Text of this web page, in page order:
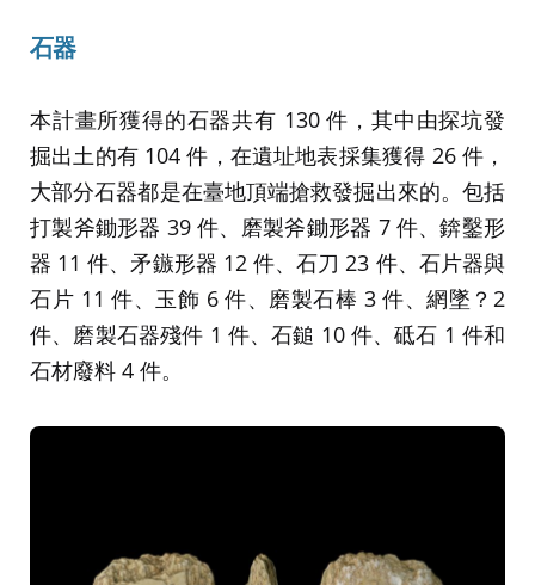
石器
本計畫所獲得的石器共有 130 件，其中由探坑發
掘出土的有 104 件，在遺址地表採集獲得 26 件，
大部分石器都是在臺地頂端搶救發掘出來的。包括
打製斧鋤形器 39 件、磨製斧鋤形器 7 件、錛鑿形
器 11 件、矛鏃形器 12 件、石刀 23 件、石片器與
石片 11 件、玉飾 6 件、磨製石棒 3 件、網墜？2
件、磨製石器殘件 1 件、石鎚 10 件、砥石 1 件和
石材廢料 4 件。